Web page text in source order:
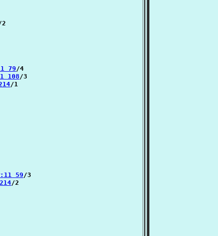
79/4
108/3
/1
59/3
/2